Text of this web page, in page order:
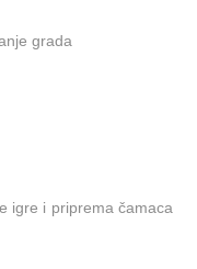
grada
igre i priprema čamaca